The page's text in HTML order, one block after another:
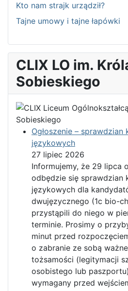
Kto nam strajk urządził?
Tajne umowy i tajne łapówki
CLIX LO im.
Sobieskiego
Ogłoszenie – sprawdzian
językowych
27 lipiec 2026
Informujemy, że 29 lipca
odbędzie się sprawdzian
językowych dla
dwujęzycznego (1c bio-
przystąpili do niego w
terminie. Prosimy o
minut przed
o zabranie ze sobą
tożsamości (legitymacji
osobistego lub
wymagany przed